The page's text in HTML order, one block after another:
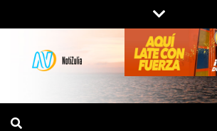
al
contenido
NOTICIAS DEL ZULIA,
DE INTERÉS